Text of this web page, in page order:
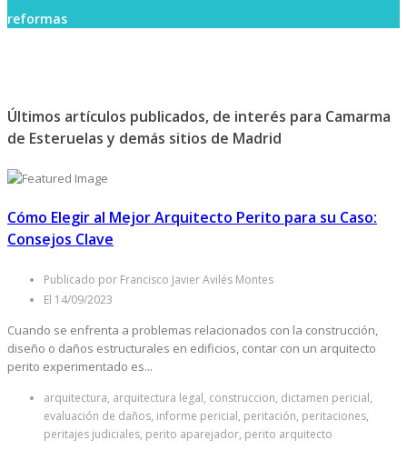
reformas
Últimos artículos publicados, de interés para Camarma
de Esteruelas y demás sitios de Madrid
Cómo Elegir al Mejor Arquitecto Perito para su Caso:
Consejos Clave
Publicado por Francisco Javier Avilés Montes
El 14/09/2023
Cuando se enfrenta a problemas relacionados con la construcción,
diseño o daños estructurales en edificios, contar con un arquitecto
perito experimentado es...
arquitectura, arquitectura legal, construccion, dictamen pericial,
evaluación de daños, informe pericial, peritación, peritaciones,
peritajes judiciales, perito aparejador, perito arquitecto